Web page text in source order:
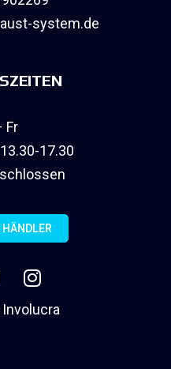
system.de
Fr
17.30
HÄNDLER
Involucra